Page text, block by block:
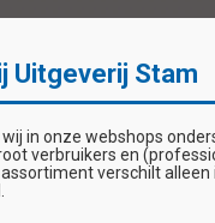
op 1 vel
Uitgeverij Stam
in onze webshops
verbruikers en
verschilt alleen